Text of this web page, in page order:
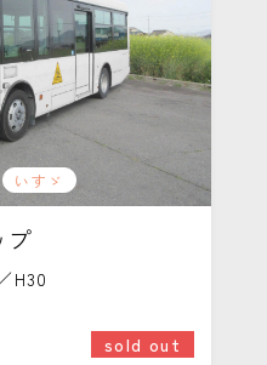
いすゞ
プ
H30
sold out